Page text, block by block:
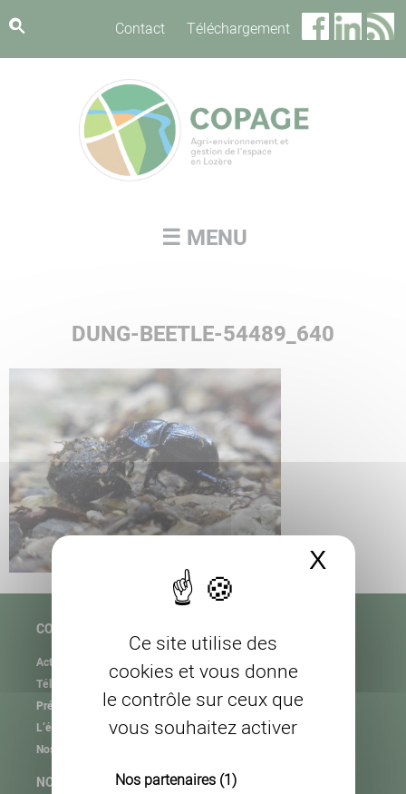
Ce site utilise des
cookies et vous donne
le contrôle sur ceux que
vous souhaitez activer
Nos partenaires (1)
X
Contact Téléchargement
☰ MENU
DUNG-BEETLE-54489_640
COPAGE
Actualités
Téléchargement
Présentation de l’association
L’équipe
Nos partenaires
NOS MISSIONS